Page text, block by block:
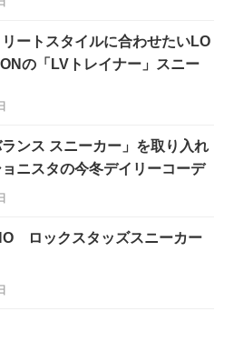
ートスタイルに合わせたいLO
の「LVトレイナー」スニー
ランス スニーカー」を取り入れ
ニスタの今冬デイリーコーデ
ロックスタッズスニーカー